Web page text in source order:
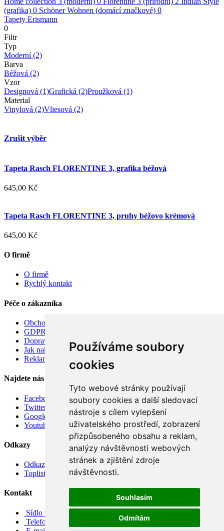
Používáme soubory
cookies
Tyto webové stránky používají
soubory cookies a další sledovací
nástroje s cílem vylepšení
uživatelského prostředí, zobrazení
přizpůsobeného obsahu a reklam,
analýzy návštěvnosti webových
stránek a zjištění zdroje
návštěvnosti.
Souhlasím
Odmítám
(grafika) 0 Schöner Wohnen (domácí značkové) 0
Tapety Erismann
0
Filtr
Typ
Moderní(2)
Barva
Béžová (2)
Vzor
Designová (1)Grafická (2)Proužková (1)
Material
Vinylová (2)Vliesová (2)
Zrušit výběr
Tapeta Rasch FLORENTINE 3, grafika béžová
645,00 Kč
Tapeta Rasch FLORENTINE 3, pruhy béžovo krémová
645,00 Kč
O firmě
O firmě
Rychlý kontakt
Péče o zákazníka
Obchodní podmínky
GDPR
Doprava
Jak nakupovat
Reklamace
Najdete nás
Facebook
Twitter
Google
Youtube
Odkazy
Odkazy
Toplist
Kontakt
Sídlo firmy: Boženy Němcové 739/1, Svitavy 568 02, CZ
Telefon: +420 608 449 590